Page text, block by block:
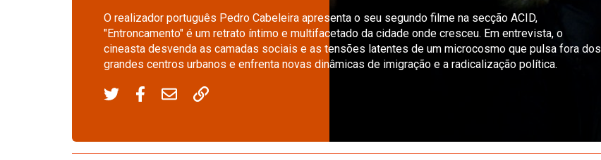
O realizador português Pedro Cabeleira apresenta o seu segundo filme na secção ACID,
"Entroncamento" é um retrato íntimo e multifacetado da cidade onde cresceu. Em entrevista, o
cineasta desvenda as camadas sociais e as tensões latentes de um microcosmo que pulsa fora dos
grandes centros urbanos e enfrenta novas dinâmicas de imigração e a radicalização política.